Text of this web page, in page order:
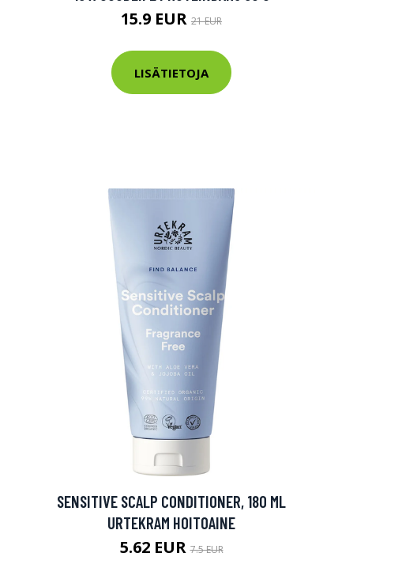
15.9 EUR 21 EUR
LISÄTIETOJA
SENSITIVE SCALP CONDITIONER, 180 ML
URTEKRAM HOITOAINE
5.62 EUR7.5 EUR